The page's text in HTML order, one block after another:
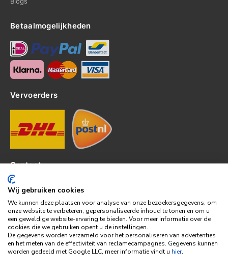
Betaalmogelijkheden
Vervoerders
Contact
Kerkhof 8, 4301EP Zierikzee
tel: 0111-820382
info@topledshop.nl
KVK: 34380695
BTW: NL001286892B39
Bank: KNAB
Rek: NL86KNAB0257746951
Wij gebruiken cookies
We kunnen deze plaatsen voor analyse van onze bezoekersgegevens, om
onze website te verbeteren, gepersonaliseerde inhoud te tonen en om u
een geweldige website-ervaring te bieden. Voor meer informatie over de
cookies die we gebruiken opent u de instellingen.
De gegevens worden verzameld voor het personaliseren van advertenties
en het meten van de effectiviteit van reclamecampagnes. Gegevens kunnen
worden gedeeld met Google LLC, meer informatie vindt u hier.